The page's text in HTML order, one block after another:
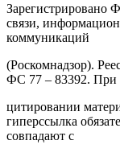
Зарегистрировано
связи,
коммуникаций
(Роскомнадзор).
ФС 77 – 83392. При
цитировании
гиперссылка
совпадают с